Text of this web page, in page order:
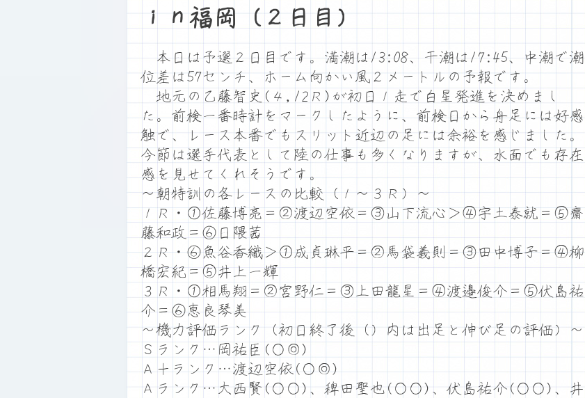
ｉｎ福岡（２日目）
本日は予選２日目です。満潮は13:08、干潮は17:45、中潮で潮
位差は57センチ、ホーム向かい風２メートルの予報です。
地元の乙藤智史(４,12Ｒ)が初日１走で白星発進を決めまし
た。前検一番時計をマークしたように、前検日から舟足には好感
触で、レース本番でもスリット近辺の足には余裕を感じました。
今節は選手代表として陸の仕事も多くなりますが、水面でも存在
感を見せてくれそうです。
～朝特訓の各レースの比較（１～３Ｒ）～
１Ｒ・①佐藤博亮＝②渡辺空依＝③山下流心＞④宇土泰就＝⑤齋
藤和政＝⑥日隈茜
２Ｒ・⑥魚谷香織＞①成貞琳平＝②馬袋義則＝③田中博子＝④柳
橋宏紀＝⑤井上一輝
３Ｒ・①相馬翔＝②宮野仁＝③上田龍星＝④渡邉俊介＝⑤伏島祐
介＝⑥恵良琴美
～機力評価ランク（初日終了後（）内は出足と伸び足の評価）～
Ｓランク…岡祐臣(○◎)
Ａ＋ランク…渡辺空依(○◎)
Ａランク…大西賢(○○)、稗田聖也(○○)、伏島祐介(○○)、井